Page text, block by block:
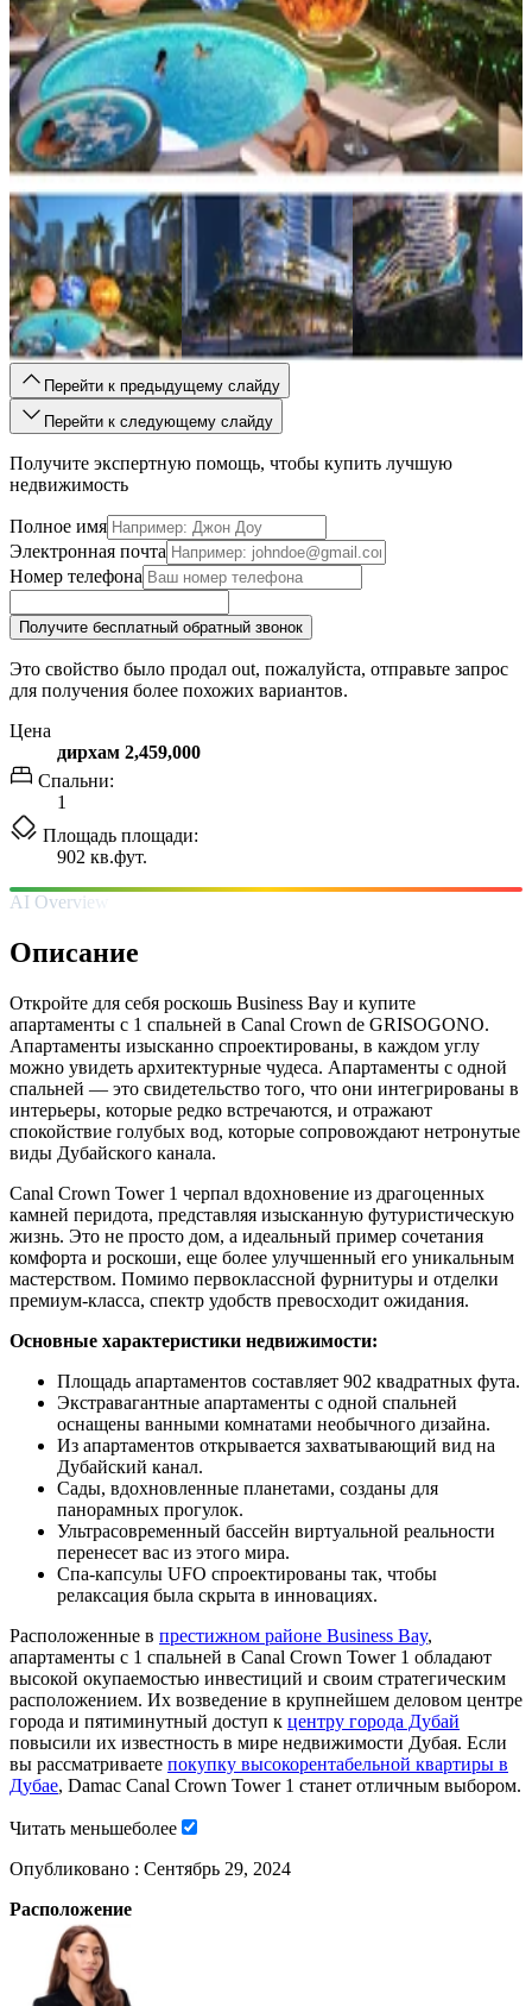
Перейти к предыдущему слайду
Перейти к следующему слайду
Получите экспертную помощь, чтобы купить лучшую
недвижимость
Полное имя
Электронная почта
Номер телефона
Получите бесплатный обратный звонок
Это свойство было продал out, пожалуйста, отправьте запрос
для получения более похожих вариантов.
Цена
дирхам 2,459,000
Спальни:
1
Площадь площади:
902 кв.фут.
AI Overview
Описание
Откройте для себя роскошь Business Bay и купите
апартаменты с 1 спальней в Canal Crown de GRISOGONO.
Апартаменты изысканно спроектированы, в каждом углу
можно увидеть архитектурные чудеса. Апартаменты с одной
спальней — это свидетельство того, что они интегрированы в
интерьеры, которые редко встречаются, и отражают
спокойствие голубых вод, которые сопровождают нетронутые
виды Дубайского канала.
Canal Crown Tower 1 черпал вдохновение из драгоценных
камней перидота, представляя изысканную футуристическую
жизнь. Это не просто дом, а идеальный пример сочетания
комфорта и роскоши, еще более улучшенный его уникальным
мастерством. Помимо первоклассной фурнитуры и отделки
премиум-класса, спектр удобств превосходит ожидания.
Основные характеристики недвижимости:
Площадь апартаментов составляет 902 квадратных фута.
Экстравагантные апартаменты с одной спальней
оснащены ванными комнатами необычного дизайна.
Из апартаментов открывается захватывающий вид на
Дубайский канал.
Сады, вдохновленные планетами, созданы для
панорамных прогулок.
Ультрасовременный бассейн виртуальной реальности
перенесет вас из этого мира.
Спа-капсулы UFO спроектированы так, чтобы
релаксация была скрыта в инновациях.
Расположенные в престижном районе Business Bay,
апартаменты с 1 спальней в Canal Crown Tower 1 обладают
высокой окупаемостью инвестиций и своим стратегическим
расположением. Их возведение в крупнейшем деловом центре
города и пятиминутный доступ к центру города Дубай
повысили их известность в мире недвижимости Дубая. Если
вы рассматриваете покупку высокорентабельной квартиры в
Дубае, Damac Canal Crown Tower 1 станет отличным выбором.
Читать меньшеболее
Опубликовано : Сентябрь 29, 2024
Расположение